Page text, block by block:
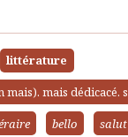
littérature
mais dédicacé. s
bello salut